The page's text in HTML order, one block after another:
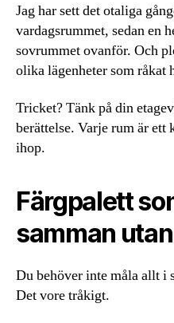
Jag har sett det otaliga
vardagsrummet, sedan en
sovrummet ovanför. Och
olika lägenheter som råkat
Tricket? Tänk på din
berättelse. Varje rum är ett
ihop.
Färgpalett
samman
Du behöver inte måla allt i
Det vore tråkigt.